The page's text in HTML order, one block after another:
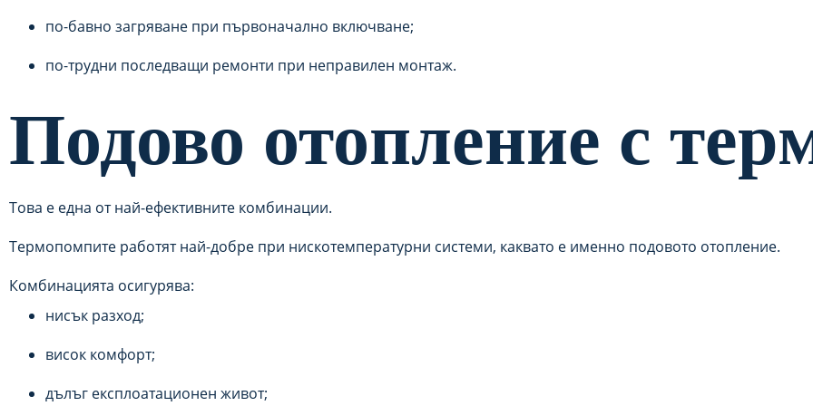
по-бавно загряване при първоначално включване;
по-трудни последващи ремонти при неправилен монтаж.
Подово отопление с
Това е една от най-ефективните комбинации.
Термопомпите работят най-добре при нискотемпературни системи, каквато е именно подовото отопление.
Комбинацията осигурява:
нисък разход;
висок комфорт;
дълъг експлоатационен живот;